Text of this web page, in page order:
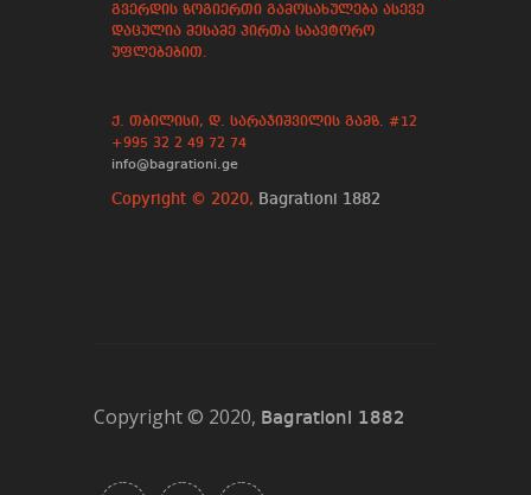
გვერდის ზოგიერთი გამოსახულება ასევე
დაცულია მესამე პირთა საავტორო
უფლებებით.
ქ. თბილისი, დ. სარაჯიშვილის გამზ. #12
+995 32 2 49 72 74
info@bagrationi.ge
Copyright © 2020, Bagrationi 1882
Copyright © 2020, Bagrationi 1882